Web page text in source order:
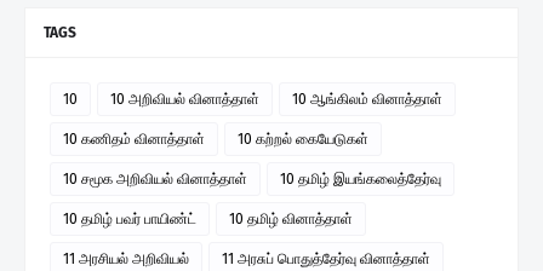
TAGS
10 10 அறிவியல் வினாத்தாள் 10 ஆங்கிலம் வினாத்தாள்
10 கணிதம் வினாத்தாள் 10 கற்றல் கையேடுகள்
10 சமூக அறிவியல் வினாத்தாள் 10 தமிழ் இயங்கலைத்தேர்வு
10 தமிழ் பவர் பாயிண்ட் 10 தமிழ் வினாத்தாள்
11 அரசியல் அறிவியல் 11 அரசுப் பொதுத்தேர்வு வினாத்தாள்